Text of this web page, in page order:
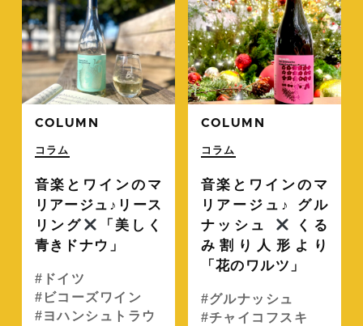
続きを読む
COLUMN
コラム
音楽とワインのマ
リアージュ♪リース
リング
「美しく
青きドナウ」
ドイツ
ビコーズワイン
ヨハンシュトラウ
COLUMN
コラム
音楽とワインのマ
リアージュ♪ グル
ナッシュ
くる
み割り人形より
「花のワルツ」
グルナッシュ
チャイコフスキ